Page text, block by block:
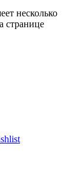
несколько
странице